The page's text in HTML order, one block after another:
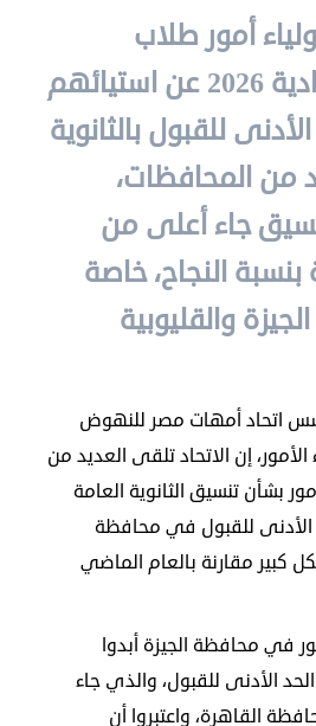
أمور طلاب
الشهادة الإعدادية 2026 عن استيائهم
للقبول بالثانوية
من المحافظات،
جاء أعلى من
بنسبة النجاح، خاصة
والقليوبية
اتحاد أمهات مصر للنهوض
الأمور، إن الاتحاد تلقى العديد من
بشأن تنسيق الثانوية العامة
الأدنى للقبول في محافظة
كبير مقارنة بالعام الماضي
في محافظة الجيزة أبدوا
الأدنى للقبول، والذي جاء
القاهرة، واعتبروا أن